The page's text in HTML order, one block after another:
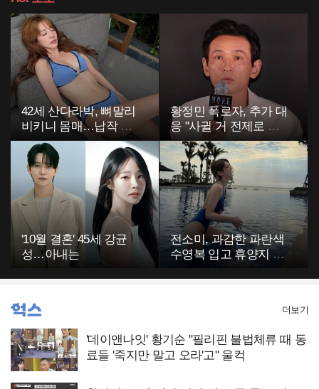
42세 산다라박, 뼈말리
비키니 몸매…납작 복
부에 깜짝
황정민 폭로자, 추가 대
응 "사귈 거 전제로 하
고…"
'10월 결혼' 45세 강균
성…아내는
전소미, 과감한 파란색
수영복 입고 휴양지 포
'데이앤나잇' 황기순 "필리핀 불법체류 때 동
료들 '죽지만 말고 오라'고" 울컥
더보기